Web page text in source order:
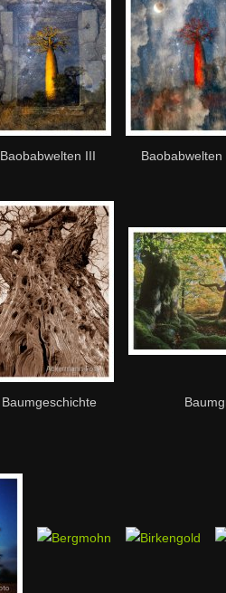
Baobabwelten III Baobabwelten
Baumgeschichte